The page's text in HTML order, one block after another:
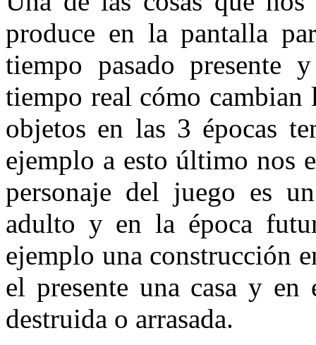
produce en la pantalla
tiempo pasado presente
tiempo real cómo cambian
objetos en las 3 épocas
ejemplo a esto último nos
personaje del juego es
adulto y en la época
ejemplo una construcción
el presente una casa y
destruida o arrasada.